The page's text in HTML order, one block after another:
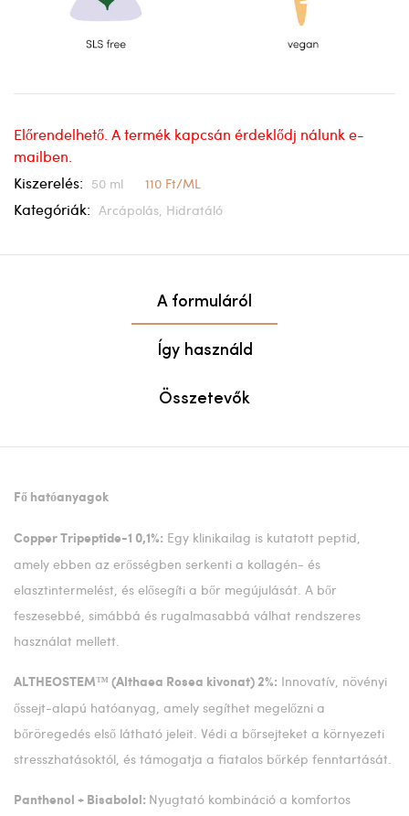
Előrendelhető. A termék kapcsán érdeklődj nálunk e-
mailben.
Kiszerelés: 50 ml 110 Ft/ML
Kategóriák: Arcápolás, Hidratáló
A formuláról
Így használd
Összetevők
Fő hatóanyagok
Copper Tripeptide-1 0,1%: Egy klinikailag is kutatott peptid,
amely ebben az erősségben serkenti a kollagén- és
elasztintermelést, és elősegíti a bőr megújulását. A bőr
feszesebbé, simábbá és rugalmasabbá válhat rendszeres
használat mellett.
ALTHEOSTEM™ (Althaea Rosea kivonat) 2%: Innovatív, növényi
őssejt-alapú hatóanyag, amely segíthet megelőzni a
bőröregedés első látható jeleit. Védi a bőrsejteket a környezeti
stresszhatásoktól, és támogatja a fiatalos bőrkép fenntartását.
Panthenol + Bisabolol: Nyugtató kombináció a komfortos